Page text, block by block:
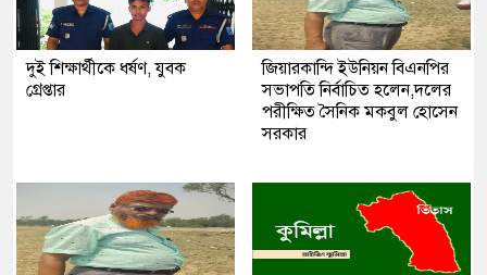
দুই শিক্ষার্থীকে ধর্ষণ, যুবক
গ্রেপ্তার
জিয়ারকান্দি ইউনিয়ন বিএনপির
সভাপতি নির্বাচিত হলেন,দলের
পরীক্ষিত সৈনিক মকবুল হোসেন
সরকার